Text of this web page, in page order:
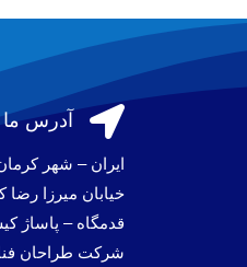
 آدرس ما
ایران – شهر
خیابان میرزا رضا
قدمگاه – پاساژ
شرکت طراحان